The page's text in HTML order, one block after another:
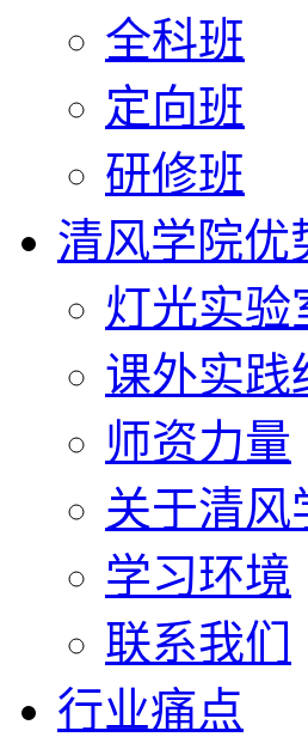
全科班
定向班
研修班
清风学院优
灯光实验
课外实践
师资力量
关于清风
学习环境
联系我们
行业痛点